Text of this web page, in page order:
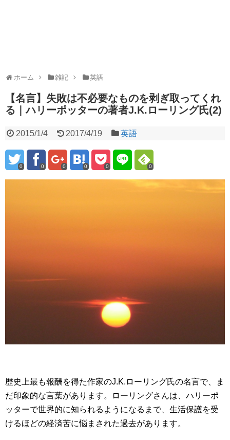
ホーム 雑記 英語
【名言】失敗は不必要なものを剥ぎ取ってくれ
る｜ハリーポッターの著者J.K.ローリング氏(2)
2015/1/4 2017/4/19 英語
0 0 0 0 0 0
歴史上最も報酬を得た作家のJ.K.ローリング氏の名言で、ま
だ印象的な言葉があります。ローリングさんは、ハリーポ
ッターで世界的に知られるようになるまで、生活保護を受
けるほどの経済苦に悩まされた過去があります。